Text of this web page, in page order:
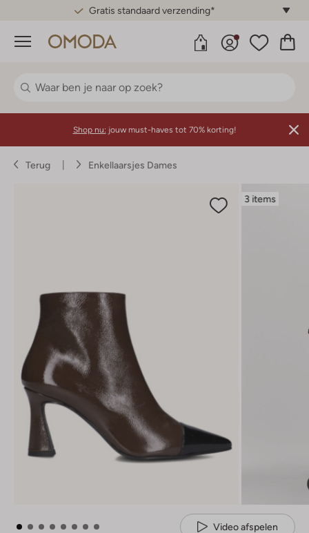
Gratis standaard verzending*
Menu
Shop nu: jouw must-haves tot 70% korting!
Terug Enkellaarsjes Dames
3 items
Video afspelen